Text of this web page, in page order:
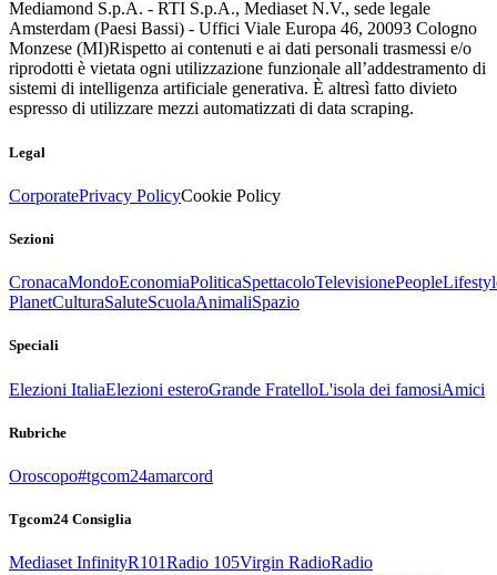
Mediamond S.p.A. - RTI S.p.A., Mediaset N.V., sede legale
Amsterdam (Paesi Bassi) - Uffici Viale Europa 46, 20093 Cologno
Monzese (MI)Rispetto ai contenuti e ai dati personali trasmessi e/o
riprodotti è vietata ogni utilizzazione funzionale all’addestramento di
sistemi di intelligenza artificiale generativa. È altresì fatto divieto
espresso di utilizzare mezzi automatizzati di data scraping.
Legal
CorporatePrivacy PolicyCookie Policy
Sezioni
CronacaMondoEconomiaPoliticaSpettacoloTelevisionePeople
PlanetCulturaSaluteScuolaAnimaliSpazio
Speciali
Elezioni ItaliaElezioni esteroGrande FratelloL'isola dei famosiAmici
Rubriche
Oroscopo#tgcom24amarcord
Tgcom24 Consiglia
Mediaset InfinityR101Radio 105Virgin RadioRadio